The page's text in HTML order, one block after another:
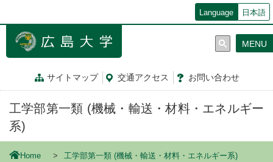
ン
Language 日本語
サイトマップ 交通アクセス お問い合わせ
MENU
工学部第一類 (機械・輸送・材料・エネルギー
系)
Home
工学部第一類 (機械・輸送・材料・エネルギー系)